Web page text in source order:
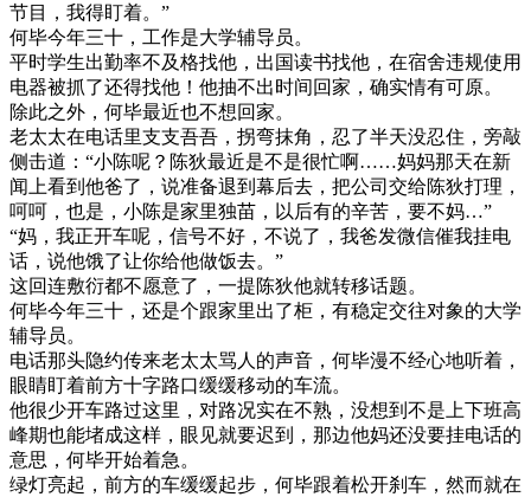
节目，我得盯着。”
何毕今年三十，工作是大学辅导员。
平时学生出勤率不及格找他，出国读书找他，在宿舍违规使用
电器被抓了还得找他！他抽不出时间回家，确实情有可原。
除此之外，何毕最近也不想回家。
老太太在电话里支支吾吾，拐弯抹角，忍了半天没忍住，旁敲
侧击道：“小陈呢？陈狄最近是不是很忙啊……妈妈那天在新
闻上看到他爸了，说准备退到幕后去，把公司交给陈狄打理，
呵呵，也是，小陈是家里独苗，以后有的辛苦，要不妈…”
“妈，我正开车呢，信号不好，不说了，我爸发微信催我挂电
话，说他饿了让你给他做饭去。”
这回连敷衍都不愿意了，一提陈狄他就转移话题。
何毕今年三十，还是个跟家里出了柜，有稳定交往对象的大学
辅导员。
电话那头隐约传来老太太骂人的声音，何毕漫不经心地听着，
眼睛盯着前方十字路口缓缓移动的车流。
他很少开车路过这里，对路况实在不熟，没想到不是上下班高
峰期也能堵成这样，眼见就要迟到，那边他妈还没要挂电话的
意思，何毕开始着急。
绿灯亮起，前方的车缓缓起步，何毕跟着松开刹车，然而就在